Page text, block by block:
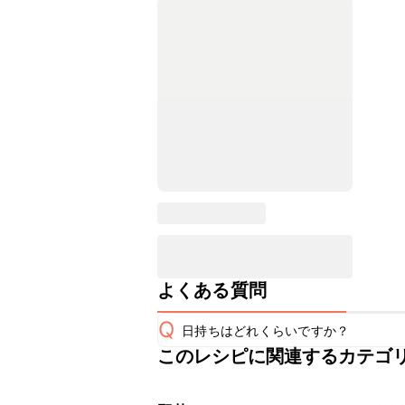
よくある質問
Q 日持ちはどれくらいですか？
保存期間は冷蔵で翌日中が目安です
このレシピに関連するカテゴ